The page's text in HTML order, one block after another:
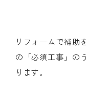
リフォームで補助
の「必須工事」の
ります。